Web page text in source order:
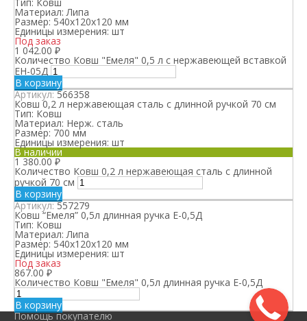
Материал: Липа
Размер: 540х120х120 мм
Единицы измерения: шт
Под заказ
1 042.00 ₽
Количество Ковш "Емеля" 0,5 л с нержавеющей вставкой
ЕН-05Д
В корзину
Артикул:566358
Ковш 0,2 л нержавеющая сталь с длинной ручкой 70 см
Тип: Ковш
Материал: Нерж. сталь
Размер: 700 мм
Единицы измерения: шт
В наличии
1 380.00₽
Количество Ковш 0,2 л нержавеющая сталь с длинной
ручкой 70 см
В корзину
Артикул:557279
Ковш “Емеля” 0,5л длинная ручка Е-0,5Д
Тип: Ковш
Материал: Липа
Размер: 540х120х120 мм
Единицы измерения: шт
Под заказ
867.00 ₽
Количество Ковш "Емеля" 0,5л длинная ручка Е-0,5Д
В корзину
Помощь покупателю